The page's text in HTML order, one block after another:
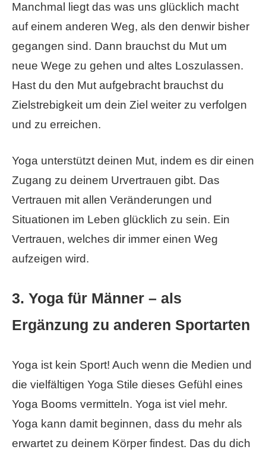
Manchmal liegt das was uns glücklich macht
auf einem anderen Weg, als den denwir bisher
gegangen sind. Dann brauchst du Mut um
neue Wege zu gehen und altes Loszulassen.
Hast du den Mut aufgebracht brauchst du
Zielstrebigkeit um dein Ziel weiter zu verfolgen
und zu erreichen.
Yoga unterstützt deinen Mut, indem es dir einen
Zugang zu deinem Urvertrauen gibt. Das
Vertrauen mit allen Veränderungen und
Situationen im Leben glücklich zu sein. Ein
Vertrauen, welches dir immer einen Weg
aufzeigen wird.
3. Yoga für Männer – als
Ergänzung zu anderen Sportarten
Yoga ist kein Sport! Auch wenn die Medien und
die vielfältigen Yoga Stile dieses Gefühl eines
Yoga Booms vermitteln. Yoga ist viel mehr.
Yoga kann damit beginnen, dass du mehr als
erwartet zu deinem Körper findest. Das du dich